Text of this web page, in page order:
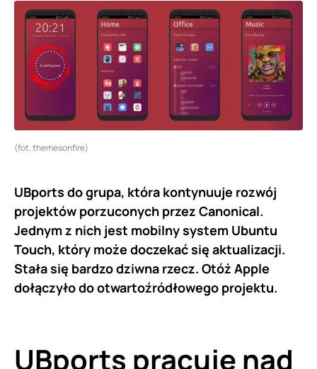
(fot. themesonfire)
UBports do grupa, która kontynuuje rozwój
projektów porzuconych przez Canonical.
Jednym z nich jest mobilny system Ubuntu
Touch, który może doczekać się aktualizacji.
Stała się bardzo dziwna rzecz. Otóż Apple
dołączyło do otwartoźródłowego projektu.
UBports pracuje nad